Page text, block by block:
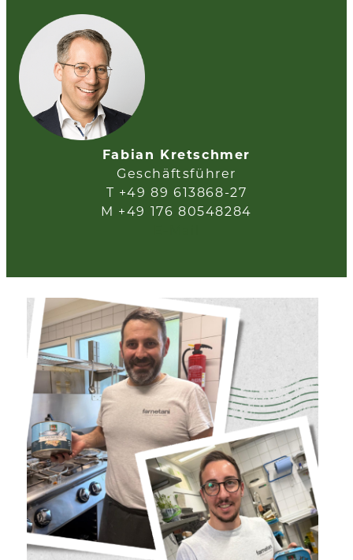
Fabian Kretschmer
Geschäftsführer
T +49 89 613868-27
M +49 176 80548284